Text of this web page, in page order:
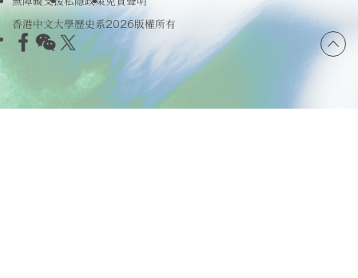
香港中文大學歷史系2026版權所有